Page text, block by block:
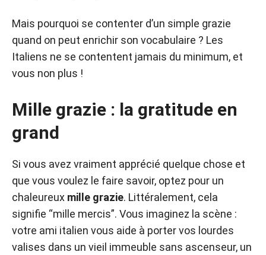
Mais pourquoi se contenter d’un simple grazie
quand on peut enrichir son vocabulaire ? Les
Italiens ne se contentent jamais du minimum, et
vous non plus !
Mille grazie : la gratitude en
grand
Si vous avez vraiment apprécié quelque chose et
que vous voulez le faire savoir, optez pour un
chaleureux mille grazie. Littéralement, cela
signifie “mille mercis”. Vous imaginez la scène :
votre ami italien vous aide à porter vos lourdes
valises dans un vieil immeuble sans ascenseur, un